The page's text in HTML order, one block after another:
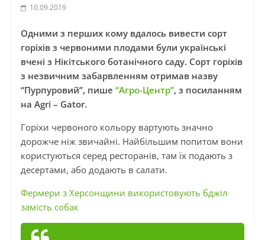
10.09.2019
Одними з перших кому вдалось вивести сорт
горіхів з червоними плодами були українські
вчені з Нікітського ботанічного саду. Сорт горіхів
з незвичним забарвленням отримав назву
“Пурпуровий”, пише “Агро-Центр”, з посиланням
на Agri – Gator.
Горіхи червоного кольору вартують значно
дорожче ніж звичайні. Найбільшим попитом вони
користуються серед ресторанів, там їх подають з
десертами, або додають в салати.
Фермери з Херсонщини використовують бджіл
замість собак